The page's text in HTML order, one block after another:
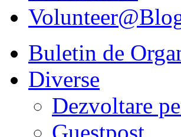
Buletin de
Diverse
Dezvoltare
Guestpost